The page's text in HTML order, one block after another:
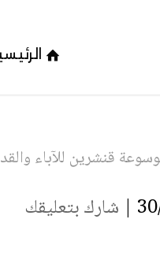
قنشرين للآباء
شارك بتعليقك